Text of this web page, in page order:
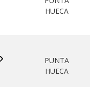
HUECA
PUNTA
HUECA